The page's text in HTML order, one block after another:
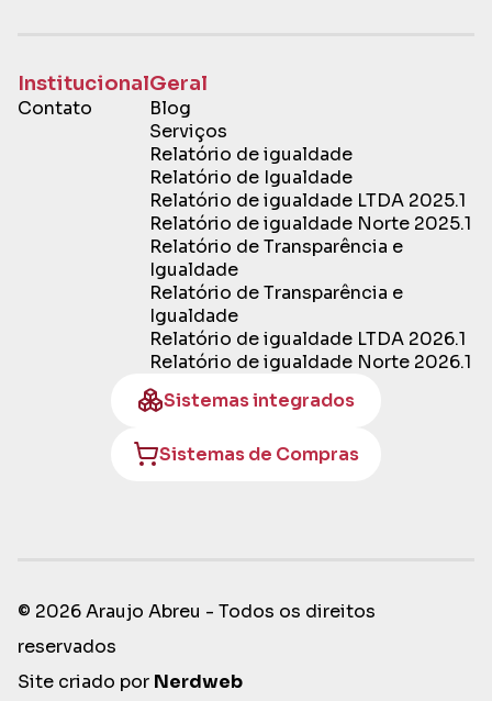
Institucional
Contato
Geral
Blog
Serviços
Relatório de igualdade
Relatório de Igualdade
Relatório de igualdade LTDA 2025.1
Relatório de igualdade Norte 2025.1
Relatório de Transparência e
Igualdade
Relatório de Transparência e
Igualdade
Relatório de igualdade LTDA 2026.1
Relatório de igualdade Norte 2026.1
Sistemas integrados
Sistemas de Compras
© 2026 Araujo Abreu - Todos os direitos
reservados
Site criado por Nerdweb